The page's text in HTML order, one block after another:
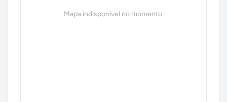
Mapa indisponível no momento.